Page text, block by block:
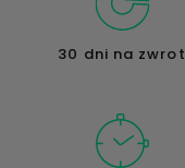
30 dni na zwrot